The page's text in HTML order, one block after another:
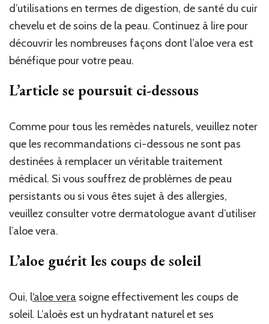
d’utilisations en termes de digestion, de santé du cuir
chevelu et de soins de la peau. Continuez à lire pour
découvrir les nombreuses façons dont l’aloe vera est
bénéfique pour votre peau.
L’article se poursuit ci-dessous
Comme pour tous les remèdes naturels, veuillez noter
que les recommandations ci-dessous ne sont pas
destinées à remplacer un véritable traitement
médical. Si vous souffrez de problèmes de peau
persistants ou si vous êtes sujet à des allergies,
veuillez consulter votre dermatologue avant d’utiliser
l’aloe vera.
L’aloe guérit les coups de soleil
Oui, l‘aloe vera soigne effectivement les coups de
soleil. L’aloès est un hydratant naturel et ses